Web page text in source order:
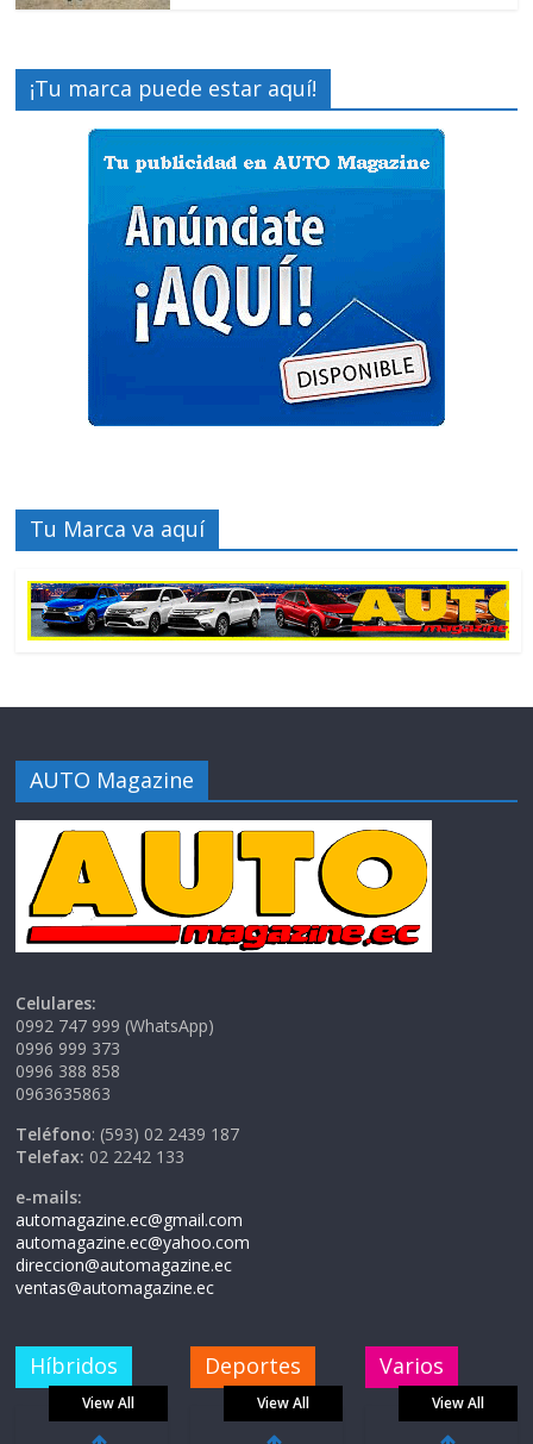
¡Tu marca puede estar aquí!
Tu Marca va aquí
AUTO Magazine
Celulares:
0992 747 999 (WhatsApp)
0996 999 373
0996 388 858
0963635863
Teléfono: (593) 02 2439 187
Telefax: 02 2242 133
e-mails:
automagazine.ec@gmail.com
automagazine.ec@yahoo.com
direccion@automagazine.ec
ventas@automagazine.ec
Híbridos
View All
Deportes
View All
Varios
View All